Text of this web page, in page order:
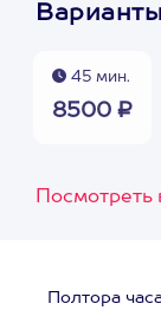
45 мин.
8500 ₽
Полтора